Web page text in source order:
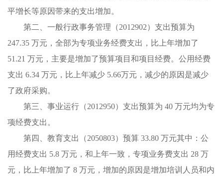
平增长等原因带来的支出增加。
第二、一般行政事务管理（2012902）支出预算为
247.35 万元，全部为专项业务经费支出，比上年增加了
51.21 万元，主要是增加了预算项目和项目经费。公用经费
支出 6.34 万元，比上年减少 5.66万元，减少的原因是减少
了政府采购。
第三、事业运行（2012950）支出预算为 40 万元均为专
项经费支出。
第四、教育支出（2050803）预算 33.80 万元其中：公
用经费支出 5.8 万元，和上年一致，专项业务费支出 28 万
元，比上年增加了 8 万元，增加的原因是增加培训人员和内